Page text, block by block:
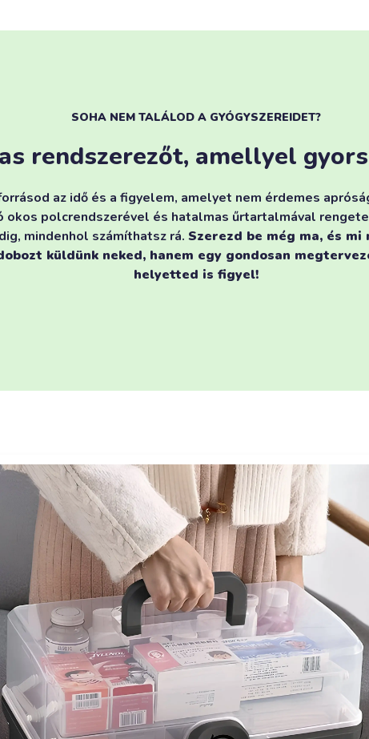
SOHA NEM TALÁLOD A GYÓGYSZEREIDET?
rendszerezőt, amellyel
az idő és a figyelem, amelyet nem érdemes
polcrendszerével és hatalmas űrtartalmával
mindenhol számíthatsz rá. Szerezd be még ma, és mi
küldünk neked, hanem egy gondosan
helyetted is figyel!